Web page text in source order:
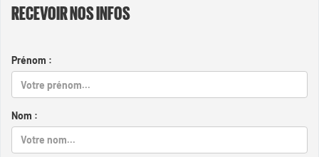
RECEVOIR NOS INFOS
Prénom :
Nom :